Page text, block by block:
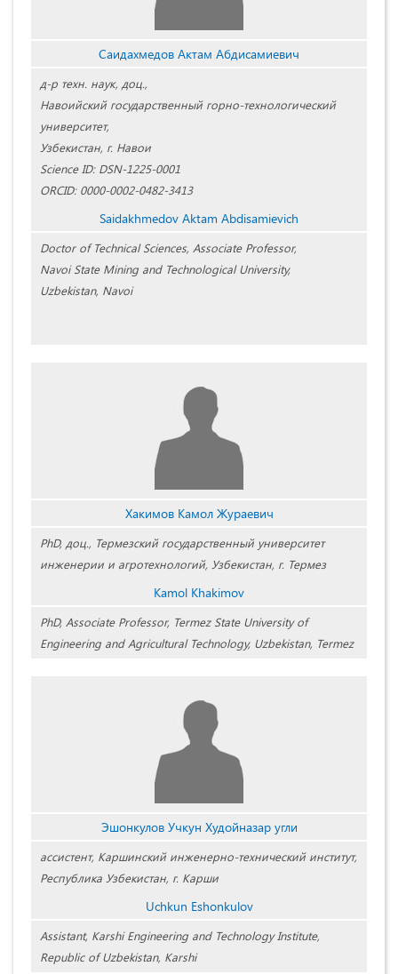
Саидахмедов Актам Абдисамиевич
д-р техн. наук, доц.,
Навоийский государственный горно-технологический
университет,
Узбекистан, г. Навои
Science ID: DSN-1225-0001
ORCID: 0000-0002-0482-3413
Saidakhmedov Aktam Abdisamievich
Doctor of Technical Sciences, Associate Professor,
Navoi State Mining and Technological University,
Uzbekistan, Navoi
Хакимов Камол Жураевич
PhD, доц., Термезский государственный университет
инженерии и агротехнологий, Узбекистан, г. Термез
Kamol Khakimov
PhD, Associate Professor, Termez State University of
Engineering and Agricultural Technology, Uzbekistan, Termez
Эшонкулов Учкун Худойназар угли
ассистент, Каршинский инженерно-технический институт,
Республика Узбекистан, г. Карши
Uchkun Eshonkulov
Assistant, Karshi Engineering and Technology Institute,
Republic of Uzbekistan, Karshi